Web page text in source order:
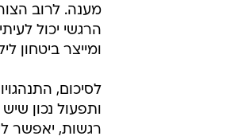
מענה. לרוב
הרגשי יכול
ומייצר ביטחון
לסיכום,
ותפעול נכון
רגשות, יאפשר